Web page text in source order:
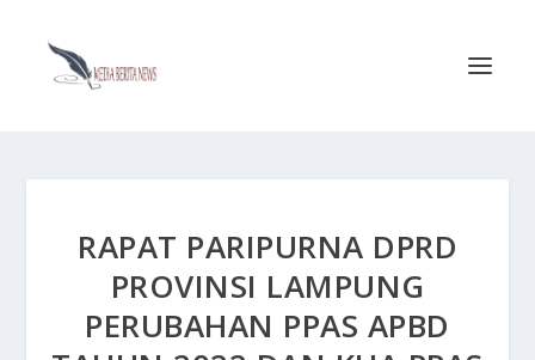
RAPAT PARIPURNA DPRD
PROVINSI LAMPUNG
PERUBAHAN PPAS APBD